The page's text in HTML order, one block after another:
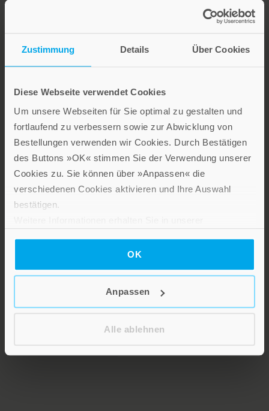
Zustimmung Details Über Cookies
Diese Webseite verwendet Cookies
Um unsere Webseiten für Sie optimal zu gestalten und
fortlaufend zu verbessern sowie zur Abwicklung von
Bestellungen verwenden wir Cookies. Durch Bestätigen
des Buttons »OK« stimmen Sie der Verwendung unserer
Cookies zu. Sie können über »Anpassen« die
verschiedenen Cookies aktivieren und Ihre Auswahl
bestätigen.
OK
Anpassen
Alle ablehnen
Lebensfreude in farbenfroher Gestaltung: Persönliche
Geschenke mit wohltuenden Inspirationen. Irische
werden. Grußkarten für Geburtstage, zur Ermutigung, zu Trost
und Trauer.
Verlag am Eschbach
Das Programm dieses Fachverlages umfasst Bücher und
Zeitschriften aus unterschiedlichen Fächern der Theologie, vor
Religionspädagogik sowie Titel zu interreligiösen und
interdisziplinären Fragen.